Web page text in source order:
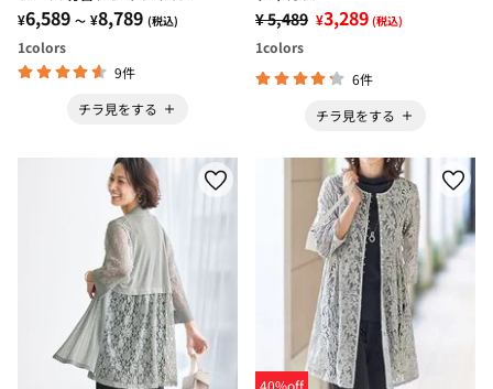
¥6,589 ～ ¥8,789 (税込)
1colors
9件
チラ見をする
¥ 5,489 ¥3,289 (税込)
1colors
6件
チラ見をする